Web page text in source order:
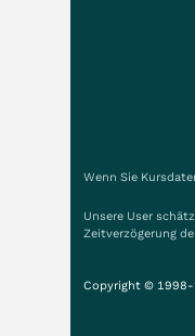
Wenn Sie
Unsere User
Zeitverzögerung
Copyright © 1998-